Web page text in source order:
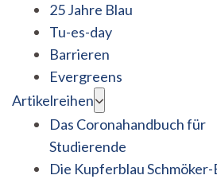
25 Jahre Blau
Tu-es-day
Barrieren
Evergreens
Artikelreihen
Das Coronahandbuch für
Studierende
Die Kupferblau Schmöker-